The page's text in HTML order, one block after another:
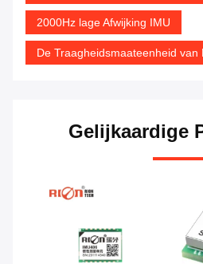
2000Hz lage Afwijking IMU
De Traagheidsmaateenheid van
Gelijkaardige